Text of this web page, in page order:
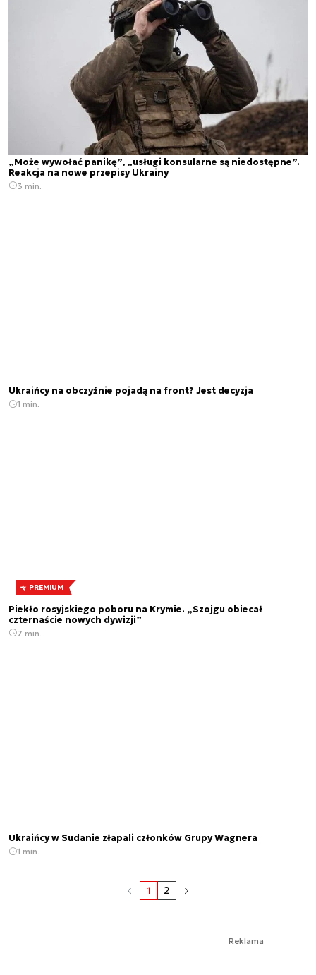
„Może wywołać panikę”, „usługi konsularne są niedostępne”.
Reakcja na nowe przepisy Ukrainy
3 min.
Ukraińcy na obczyźnie pojadą na front? Jest decyzja
1 min.
PREMIUM
Piekło rosyjskiego poboru na Krymie. „Szojgu obiecał
czternaście nowych dywizji”
7 min.
Ukraińcy w Sudanie złapali członków Grupy Wagnera
1 min.
1 2
Reklama